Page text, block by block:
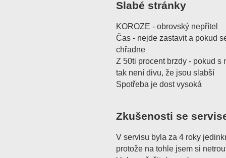
Slabé stránky
KOROZE - obrovský nepřítel
Čas - nejde zastavit a pokud
chřadne
Z 50ti procent brzdy - pokud
tak není divu, že jsou slabší
Spotřeba je dost vysoká
Zkušenosti se
V servisu byla za 4 roky
protože na tohle jsem si